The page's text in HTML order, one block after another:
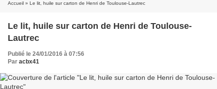
Accueil » Le lit, huile sur carton de Henri de Toulouse-Lautrec
Le lit, huile sur carton de Henri de Toulouse-
Lautrec
Publié le 24/01/2016 à 07:56
Par acbx41